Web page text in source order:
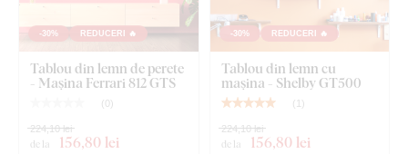
Ce este inclus în pachet?
Tablou din lemn cu o mașină pentru perete - Mustang
-30% REDUCERI 🔥
Tablou din lemn de perete
- Mașina Ferrari 812 GTS
( 0)
de la 156,80 lei
224,10 lei
-30% REDUCERI 🔥
Tablou din lemn cu
mașina - Shelby GT500
( 1 )
de la 156,80 lei
224,10 lei